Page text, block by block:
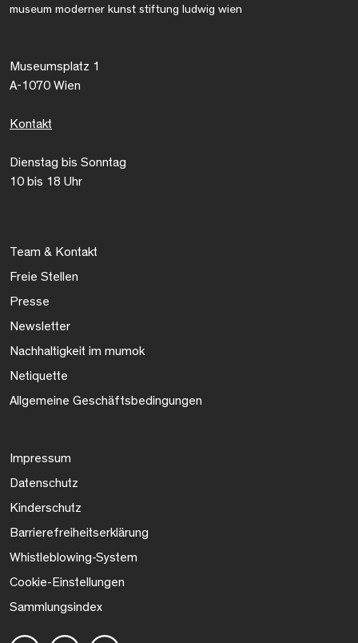
museum moderner kunst stiftung ludwig wien
Museumsplatz 1
A-1070 Wien
Kontakt
Dienstag bis Sonntag
10 bis 18 Uhr
Team & Kontakt
Freie Stellen
Presse
Newsletter
Nachhaltigkeit im mumok
Netiquette
Allgemeine Geschäftsbedingungen
Impressum
Datenschutz
Kinderschutz
Barrierefreiheitserklärung
Whistleblowing-System
Cookie-Einstellungen
Sammlungsindex